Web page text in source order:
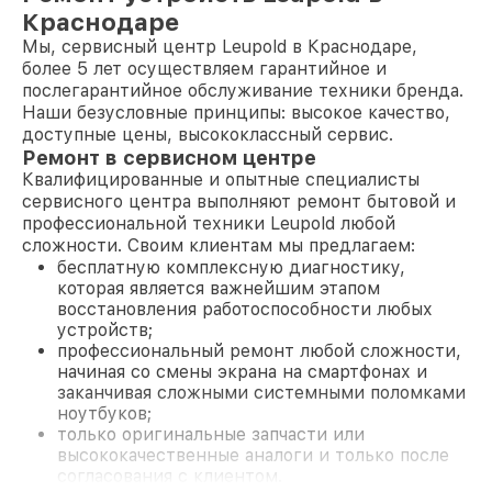
Краснодаре
Мы, сервисный центр Leupold в Краснодаре,
более 5 лет осуществляем гарантийное и
послегарантийное обслуживание техники бренда.
Наши безусловные принципы: высокое качество,
доступные цены, высококлассный сервис.
Ремонт в сервисном центре
Квалифицированные и опытные специалисты
сервисного центра выполняют ремонт бытовой и
профессиональной техники Leupold любой
сложности. Своим клиентам мы предлагаем:
бесплатную комплексную диагностику,
которая является важнейшим этапом
восстановления работоспособности любых
устройств;
профессиональный ремонт любой сложности,
начиная со смены экрана на смартфонах и
заканчивая сложными системными поломками
ноутбуков;
только оригинальные запчасти или
высококачественные аналоги и только после
согласования с клиентом.